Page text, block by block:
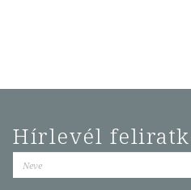
Hírlevél